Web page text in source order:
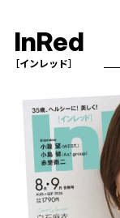
InRed
［インレッド］